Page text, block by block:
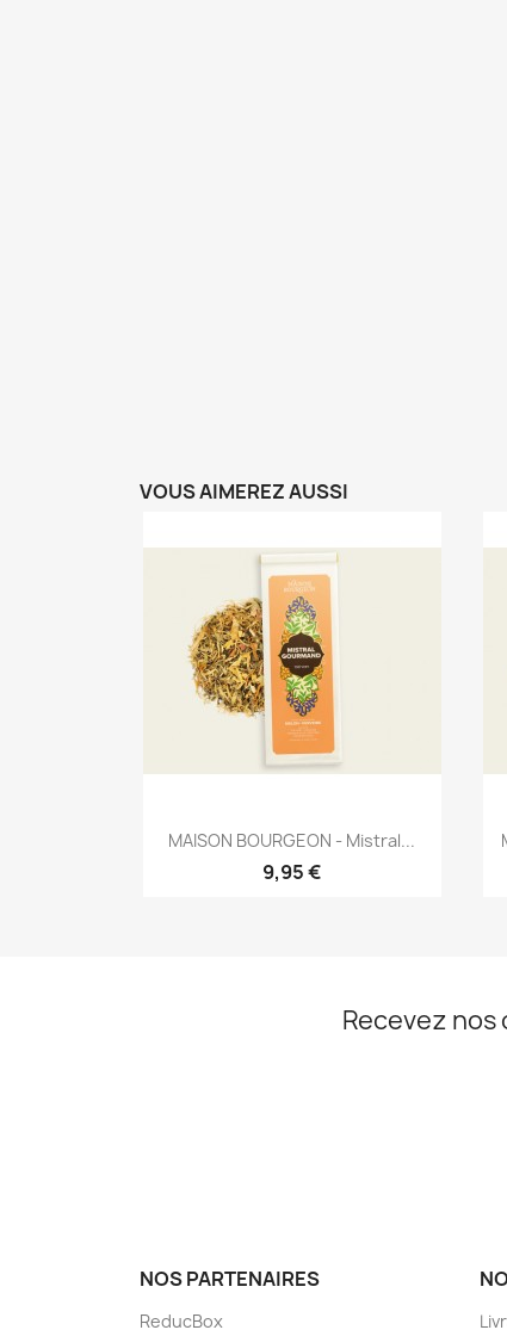
VOUS AIMEREZ AUSSI
Aperçu rapide
MAISON BOURGEON - Mistral...
9,95 €
Recevez
NOS PARTENAIRES
ReducBox